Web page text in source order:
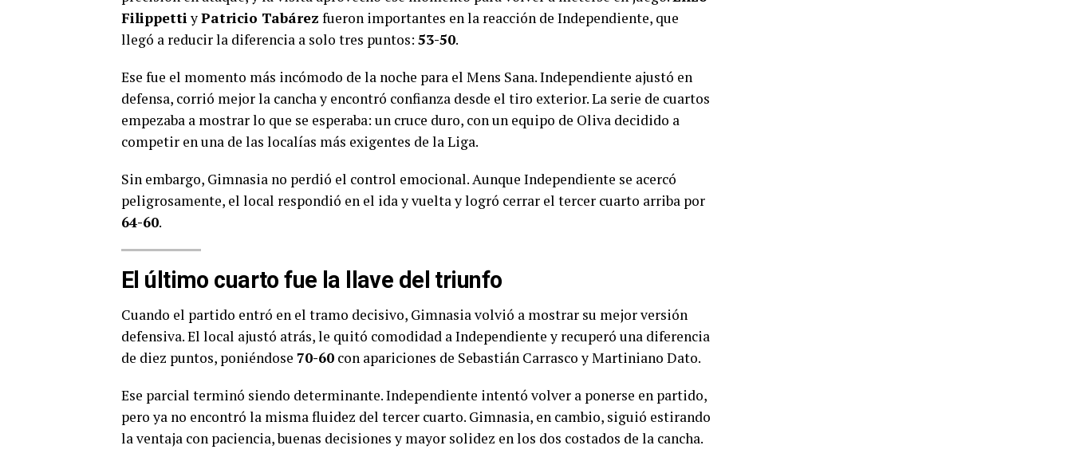
FilippettiyPatricio Tabárez fueron importantes en la reacción de Independiente, que
llegó a reducir la diferencia a solo tres puntos: 53-50.
Ese fue el momento más incómodo de la noche para el Mens Sana. Independiente ajustó en
defensa, corrió mejor la cancha y encontró confianza desde el tiro exterior. La serie de cuartos
empezaba a mostrar lo que se esperaba: un cruce duro, con un equipo de Oliva decidido a
competir en una de las localías más exigentes de la Liga.
Sin embargo, Gimnasia no perdió el control emocional. Aunque Independiente se acercó
peligrosamente, el local respondió en el ida y vuelta y logró cerrar el tercer cuarto arriba por
64-60.
El último cuarto fue la llave del triunfo
Cuando el partido entró en el tramo decisivo, Gimnasia volvió a mostrar su mejor versión
defensiva. El local ajustó atrás, le quitó comodidad a Independiente y recuperó una diferencia
de diez puntos, poniéndose 70-60 con apariciones de Sebastián Carrasco y Martiniano Dato.
Ese parcial terminó siendo determinante. Independiente intentó volver a ponerse en partido,
pero ya no encontró la misma fluidez del tercer cuarto. Gimnasia, en cambio, siguió estirando
la ventaja con paciencia, buenas decisiones y mayor solidez en los dos costados de la cancha.